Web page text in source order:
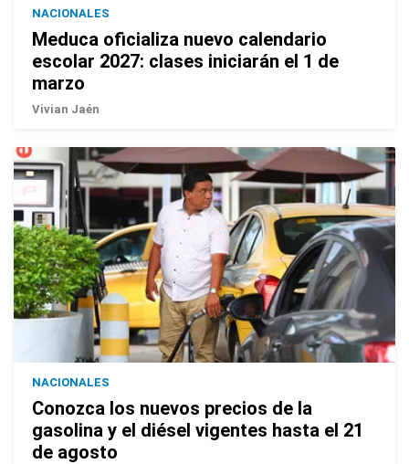
NACIONALES
Meduca oficializa nuevo calendario
escolar 2027: clases iniciarán el 1 de
marzo
Vivian Jaén
NACIONALES
Conozca los nuevos precios de la
gasolina y el diésel vigentes hasta el 21
de agosto